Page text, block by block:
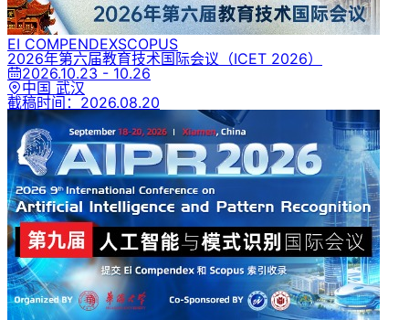
EI COMPENDEXSCOPUS
2026年第六届教育技术国际会议 （ICET 2026）
2026.10.23 - 10.26
中国 武汉
截稿时间： 2026.08.20